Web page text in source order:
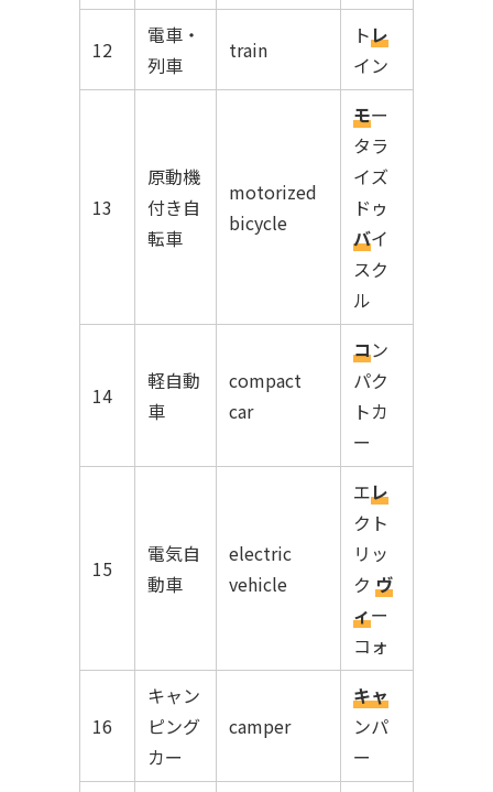
12
電車・
列車
train
トレ
イン
13
原動機
付き自
転車
motorized
bicycle
モー
タラ
イズ
ドゥ
バイ
スク
ル
14
軽自動
車
compact
car
コン
パク
トカ
ー
15
電気自
動車
electric
vehicle
エレ
クト
リッ
クヴ
ィー
コォ
16
キャン
ピング
カー
camper
キャ
ンパ
ー